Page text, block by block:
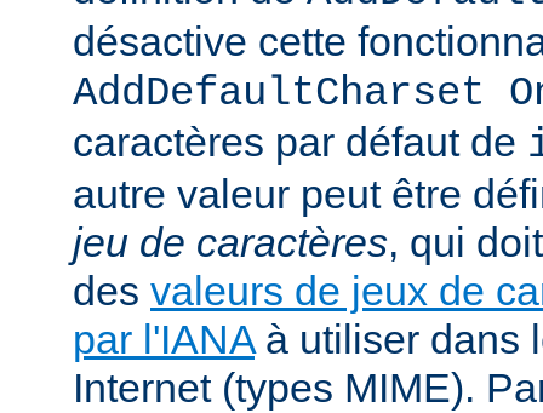
désactive cette
AddDefaultCharset
caractères par défaut de
autre valeur peut être
jeu de caractères, qui
des valeurs de jeux de
par l'IANAà utiliser dans
Internet (types MIME).